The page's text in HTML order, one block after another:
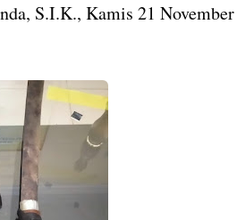
S.I.K., Kamis 21 November